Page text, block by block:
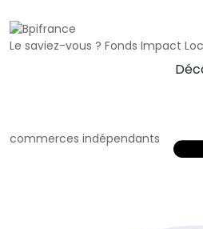
Le saviez-vous ? Fonds Impact
commerces indépendants